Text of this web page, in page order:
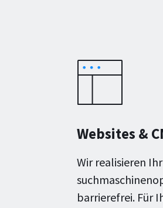
Websites &
Wir realisieren
barrierefrei. Für